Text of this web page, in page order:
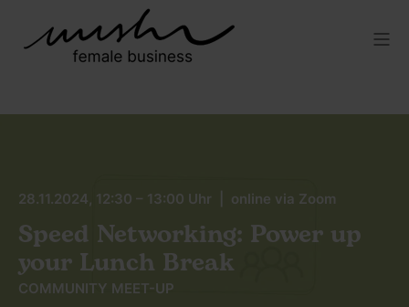
28.11.2024, 12:30 – 13:00 Uhr | online via Zoom
Speed Networking: Power up
your Lunch Break
COMMUNITY MEET-UP